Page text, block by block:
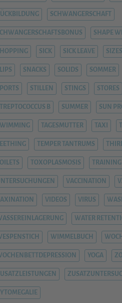
SCHWANGERSCHAFT
SHAPE
SICK SICK LEAVE SIZES
SNACKS SOLIDS SOMMER
STILLEN STINGS STORES
B SUMMER SUN
TAGESMUTTER TAXI
TEETHING TEMPER TANTRUMS
TOILETS TOXOPLASMOSIS TRAINING
VACCINATION
VIDEOS VIRUS
WATER
WIMMELBUCH
YOGA